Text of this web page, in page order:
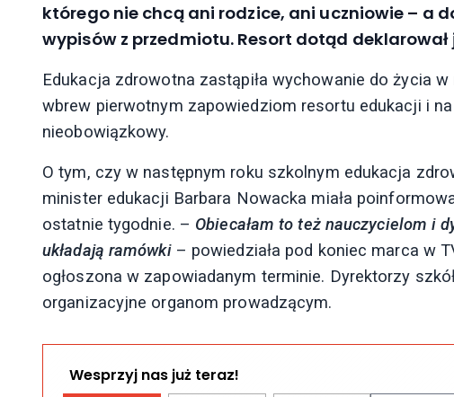
którego nie chcą ani rodzice, ani uczniowie – a
wypisów z przedmiotu. Resort dotąd
Edukacja zdrowotna zastąpiła wychowanie do życia
wbrew pierwotnym zapowiedziom resortu edukacji i
nieobowiązkowy.
O tym, czy w następnym roku szkolnym edukacja
minister edukacji Barbara Nowacka miała
ostatnie tygodnie. – Obiecałam to też nauczycielom i
układają ramówki– powiedziała pod koniec marca w
ogłoszona w zapowiadanym terminie. Dyrektorzy
organizacyjne organom prowadzącym.
Wesprzyj nas już teraz!